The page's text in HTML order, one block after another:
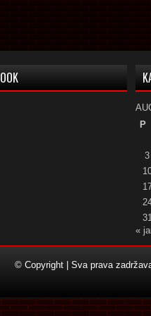
P
3
«
© Copyright | Sva prava